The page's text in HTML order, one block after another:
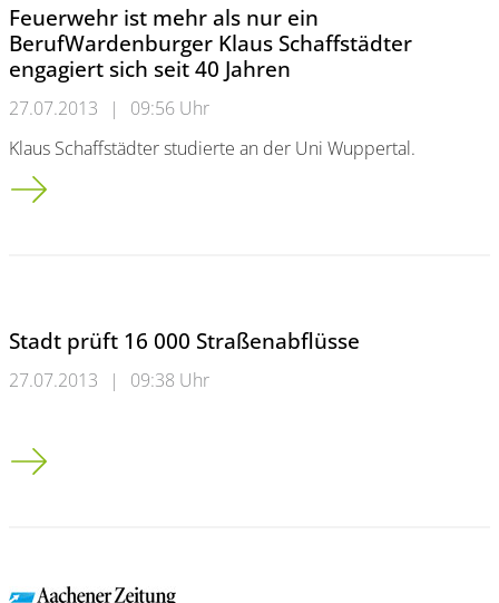
Feuerwehr ist mehr als nur ein
BerufWardenburger Klaus Schaffstädter
engagiert sich seit 40 Jahren
27.07.2013 |
09:56 Uhr
Klaus Schaffstädter studierte an der Uni Wuppertal.
Feuerwehr ist mehr als nur ein Beruf<br />Wardenburger
Stadt prüft 16 000 Straßenabflüsse
27.07.2013 | 09:38 Uhr
Stadt prüft 16 000 Straßenabflüsse